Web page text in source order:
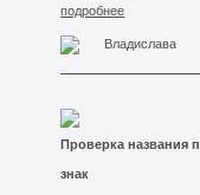
реклама внутри
откусывает свой
не выглядит
на площадку, а не
подробнее
Владислава
Проверка названия
знак